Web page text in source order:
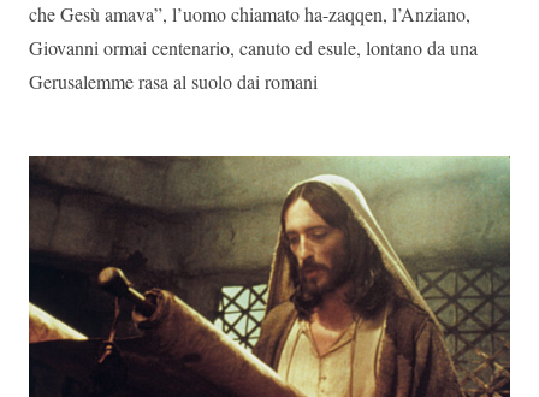
che Gesù amava”, l’uomo chiamato ha-zaqqen, l’Anziano,
Giovanni ormai centenario, canuto ed esule, lontano da una
Gerusalemme rasa al suolo dai romani